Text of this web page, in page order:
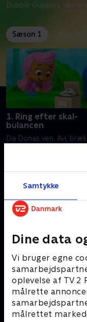
Samtykke
Dine data
Vi bruger egne
oplevelse af TV 2
målrette
målrettet
Bubble Guppies, der
Sæson 1
1. Ring efter skal-
bulancen
Da Oonas ven, Avi,
gøre alle raske.
Andre så også